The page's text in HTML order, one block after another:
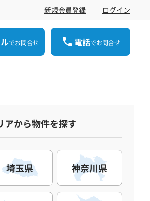
新規会員登録 ログイン
でお問合せ 電話でお問合せ
アから物件を探す
埼玉県 神奈川県